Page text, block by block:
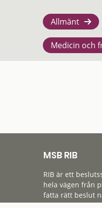
Allmänt
Medicin och
MSB RIB
RIB är ett
hela vägen från
fatta rätt beslut